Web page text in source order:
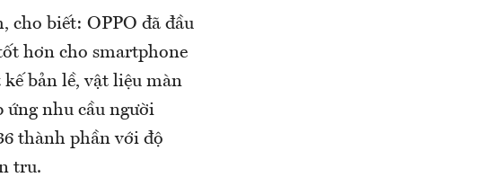
cho biết: OPPO đã đầu
hơn cho smartphone
bản lề, vật liệu màn
nhu cầu người
thành phần với độ
tru.